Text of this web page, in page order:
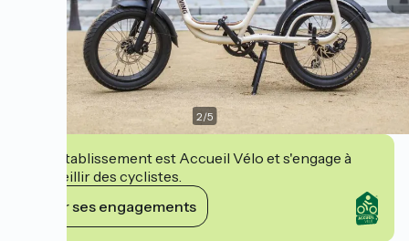
2/5
Cet établissement est Accueil Vélo et s'engage à
accueillir des cyclistes.
Voir ses engagements